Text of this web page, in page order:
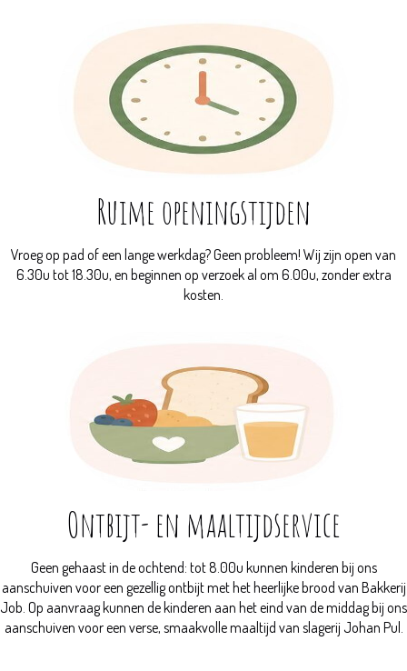
Ruime openingstijden
Vroeg op pad of een lange werkdag? Geen probleem! Wij zijn open van
6.30u tot 18.30u, en beginnen op verzoek al om 6.00u, zonderextra
kosten.
Ontbijt- en maaltijdservice
Geen gehaast in de ochtend: tot 8.00u kunnen kinderen bij ons
aanschuiven voor een gezellig ontbijt met het heerlijke brood van Bakkerij
Job. Op aanvraag kunnen de kinderen aan het eind van de middag bij ons
aanschuiven voor een verse, smaakvolle maaltijd van slagerij Johan Pul.